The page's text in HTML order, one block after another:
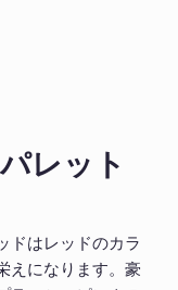
レット
ドはレッドのカラ
えになります。豪